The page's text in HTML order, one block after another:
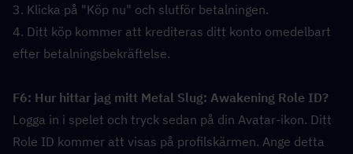
3. Klicka på "Köp nu" och slutför betalningen.
4. Ditt köp kommer att krediteras ditt konto omedelbart
efter betalningsbekräftelse.
F6: Hur hittar jag mitt Metal Slug: Awakening Role ID?
Logga in i spelet och tryck sedan på din Avatar-ikon. Ditt
Role ID kommer att visas på profilskärmen. Ange detta